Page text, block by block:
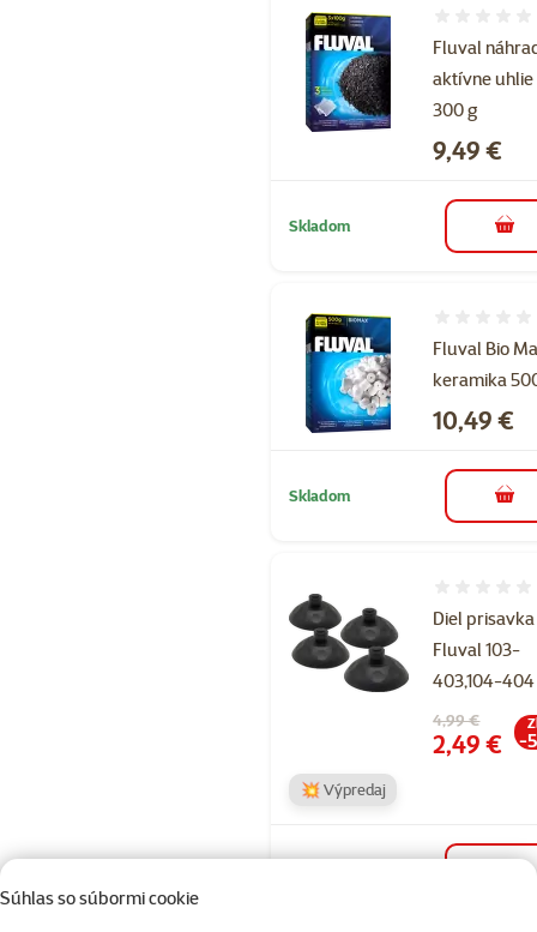
Súhlas so súbormi cookie
Fluval
aktívne uhlie
300 g
Cena
9,49 €
Skladom do
Fluval Bio
keramika
Cena
10,49 €
Skladom do
Diel prisavka
Fluval 103-
403,104-404
Pôvodná cena
4,99 €
Cena
2,49 € -
💥 Výpredaj
do